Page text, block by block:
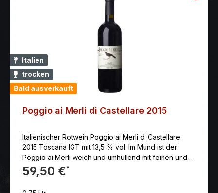
Italien
trocken
Bald ausverkauft
Poggio ai Merli di Castellare 2015
Italienischer Rotwein Poggio ai Merli di Castellare
2015 Toscana IGT mit 13,5 % vol. Im Mund ist der
Poggio ai Merli weich und umhüllend mit feinen und
eleganten Tanninen. Warm, weich und sehr
ausgewogen. Anbaugebiet: Toskana - Italien
59,50 €*